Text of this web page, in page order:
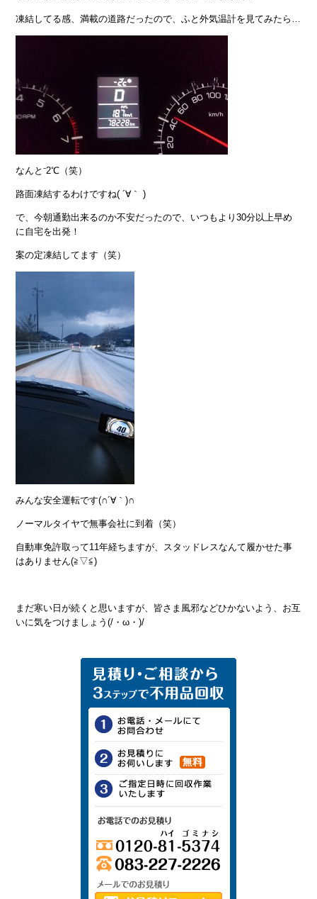
凍結してる感、満載の道路だったので、ふと外気温計を見てみたら…
なんと⁻2℃（笑）
路面凍結するわけですね( ´∀｀ )
で、今朝通勤出来るのか不安だったので、いつもより30分以上早め
に自宅を出発！
案の定凍結してます（笑）
みんな安全運転です(∩´∀｀)∩
ノーマルタイヤで無事会社に到着（笑）
自動車免許取って11年経ちますが、スタッドレスなんて履かせた事
はありません(≧▽≦)
まだ寒い日が続くと思いますが、皆さま風邪などひかないよう、お互
いに気をつけましょう(/・ω・)/